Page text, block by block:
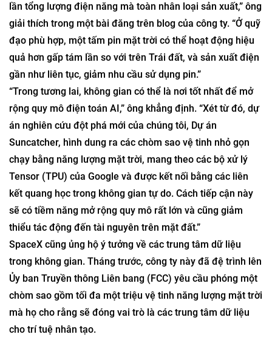
lần tổng lượng điện năng mà toàn nhân loại sản xuất,” ông
giải thích trong một bài đăng trên blog của công ty. “Ở quỹ
đạo phù hợp, một tấm pin mặt trời có thể hoạt động hiệu
quả hơn gấp tám lần so với trên Trái đất, và sản xuất điện
gần như liên tục, giảm nhu cầu sử dụng pin.”
“Trong tương lai, không gian có thể là nơi tốt nhất để mở
rộng quy mô điện toán AI,” ông khẳng định. “Xét từ đó, dự
án nghiên cứu đột phá mới của chúng tôi, Dự án
Suncatcher, hình dung ra các chòm sao vệ tinh nhỏ gọn
chạy bằng năng lượng mặt trời, mang theo các bộ xử lý
Tensor (TPU) của Google và được kết nối bằng các liên
kết quang học trong không gian tự do. Cách tiếp cận này
sẽ có tiềm năng mở rộng quy mô rất lớn và cũng giảm
thiểu tác động đến tài nguyên trên mặt đất.”
SpaceX cũng ủng hộ ý tưởng về các trung tâm dữ liệu
trong không gian. Tháng trước, công ty này đã đệ trình lên
Ủy ban Truyền thông Liên bang (FCC) yêu cầu phóng một
chòm sao gồm tối đa một triệu vệ tinh năng lượng mặt trời
mà họ cho rằng sẽ đóng vai trò là các trung tâm dữ liệu
cho trí tuệ nhân tạo.